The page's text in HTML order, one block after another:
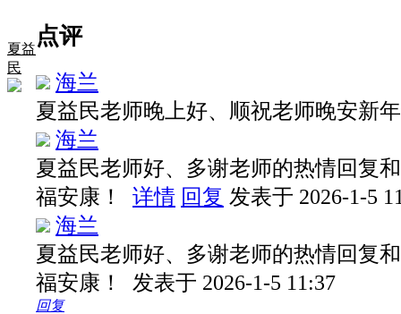
夏益
民
点评
海兰
夏益民老师晚上好、顺祝老师晚安新
海兰
夏益民老师好、多谢老师的热情回复
福安康！ 详情 回复 发表于 2026-1-5
海兰
夏益民老师好、多谢老师的热情回复
福安康！ 发表于 2026-1-5 11:37
回复